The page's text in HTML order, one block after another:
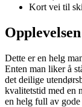
Kort vei til
Opplevelsen
Dette er en helg
Enten man liker å
det deilige
kvalitetstid med en
en helg full av